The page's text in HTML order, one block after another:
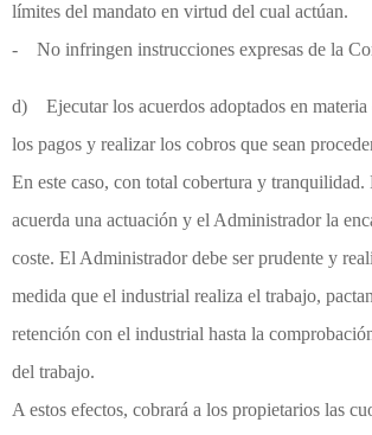
límites del mandato en virtud del cual actúan.
- No infringen instrucciones expresas de la
d) Ejecutar los acuerdos adoptados en materia
los pagos y realizar los cobros que sean
En este caso, con total cobertura y
acuerda una actuación y el Administrador la
coste. El Administrador debe ser prudente y
medida que el industrial realiza el trabajo,
retención con el industrial hasta la
del trabajo.
A estos efectos, cobrará a los propietarios las